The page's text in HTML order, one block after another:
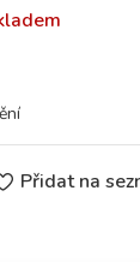
Přidat na